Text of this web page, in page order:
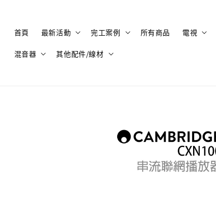
首頁 最新活動 完工案例 所有商品 電視
混音器 其他配件/線材